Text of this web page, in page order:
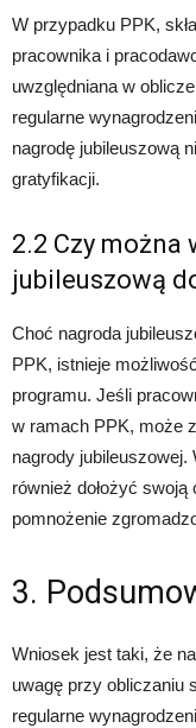
W przypadku PPK,
pracownika i
uwzględniana w
regularne
nagrodę jubileuszową
gratyfikacji.
2.2 Czy można
jubileuszową
Choć nagroda
PPK, istnieje
programu. Jeśli
w ramach PPK, może
nagrody
również dołożyć swoją
pomnożenie
3.
Wniosek jest taki, że
uwagę przy obliczaniu
regularne